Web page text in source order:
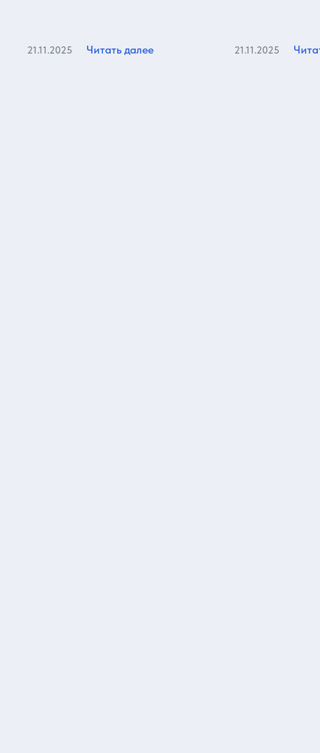
21.11.2025 Читать далее 21.11.2025